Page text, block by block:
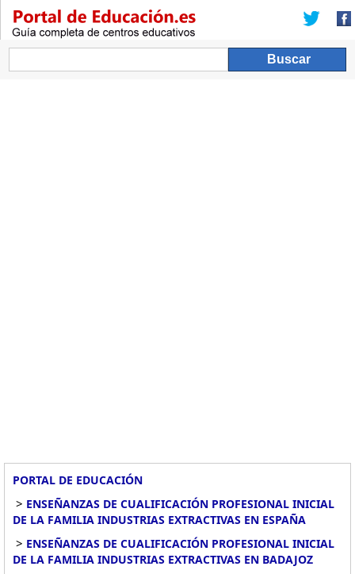
PORTAL DE EDUCACIÓN
> ENSEÑANZAS DE CUALIFICACIÓN PROFESIONAL INICIAL
DE LA FAMILIA INDUSTRIAS EXTRACTIVAS EN ESPAÑA
> ENSEÑANZAS DE CUALIFICACIÓN PROFESIONAL INICIAL
DE LA FAMILIA INDUSTRIAS EXTRACTIVAS EN BADAJOZ